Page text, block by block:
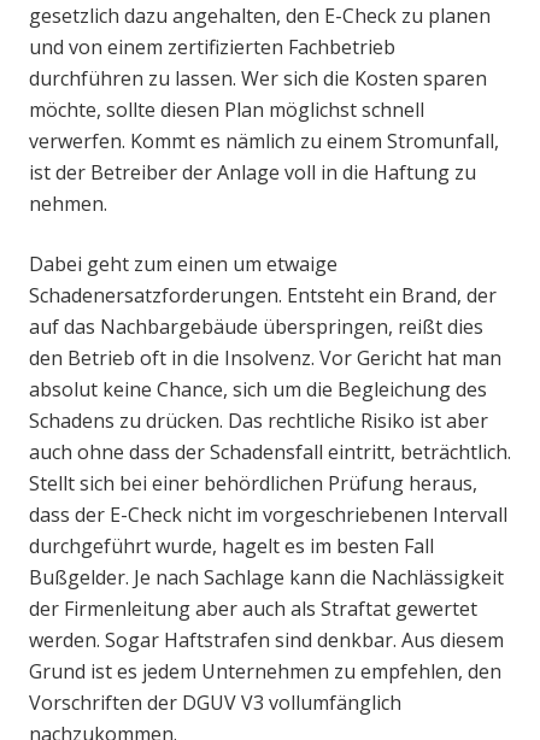
gesetzlich dazu angehalten, den E-Check zu planen
und von einem zertifizierten Fachbetrieb
durchführen zu lassen. Wer sich die Kosten sparen
möchte, sollte diesen Plan möglichst schnell
verwerfen. Kommt es nämlich zu einem Stromunfall,
ist der Betreiber der Anlage voll in die Haftung zu
nehmen.
Dabei geht zum einen um etwaige
Schadenersatzforderungen. Entsteht ein Brand, der
auf das Nachbargebäude überspringen, reißt dies
den Betrieb oft in die Insolvenz. Vor Gericht hat man
absolut keine Chance, sich um die Begleichung des
Schadens zu drücken. Das rechtliche Risiko ist aber
auch ohne dass der Schadensfall eintritt, beträchtlich.
Stellt sich bei einer behördlichen Prüfung heraus,
dass der E-Check nicht im vorgeschriebenen Intervall
durchgeführt wurde, hagelt es im besten Fall
Bußgelder. Je nach Sachlage kann die Nachlässigkeit
der Firmenleitung aber auch als Straftat gewertet
werden. Sogar Haftstrafen sind denkbar. Aus diesem
Grund ist es jedem Unternehmen zu empfehlen, den
Vorschriften der DGUV V3 vollumfänglich
nachzukommen.